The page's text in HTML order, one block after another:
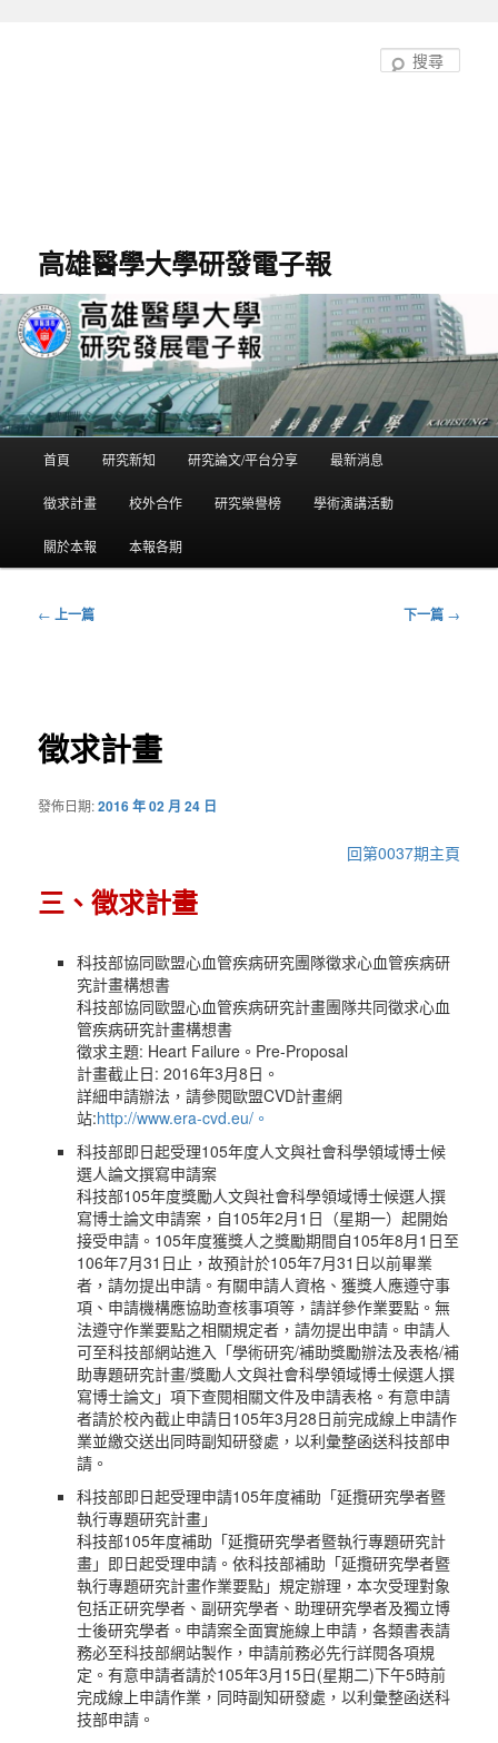
高雄醫學大學研發電子報
單
首頁 研究新知 研究論文/平台分享 最新消息
徵求計畫 校外合作 研究榮譽榜 學術演講活動
關於本報 本報各期
覽
← 上一篇 下一篇 →
徵求計畫
發佈日期:2016 年 02 月 24 日
回第0037期主頁
三、徵求計畫
科技部協同歐盟心血管疾病研究團隊徵求心血管疾病研
究計畫構想書
科技部協同歐盟心血管疾病研究計畫團隊共同徵求心血
管疾病研究計畫構想書
徵求主題: Heart Failure。Pre-Proposal
計畫截止日: 2016年3月8日。
詳細申請辦法，請參閱歐盟CVD計畫網
站:http://www.era-cvd.eu/。
科技部即日起受理105年度人文與社會科學領域博士候
選人論文撰寫申請案
科技部105年度獎勵人文與社會科學領域博士候選人撰
寫博士論文申請案，自105年2月1日（星期一）起開始
接受申請。105年度獲獎人之獎勵期間自105年8月1日至
106年7月31日止，故預計於105年7月31日以前畢業
者，請勿提出申請。有關申請人資格、獲獎人應遵守事
項、申請機構應協助查核事項等，請詳參作業要點。無
法遵守作業要點之相關規定者，請勿提出申請。申請人
可至科技部網站進入「學術研究/補助獎勵辦法及表格/補
助專題研究計畫/獎勵人文與社會科學領域博士候選人撰
寫博士論文」項下查閱相關文件及申請表格。有意申請
者請於校內截止申請日105年3月28日前完成線上申請作
業並繳交送出同時副知研發處，以利彙整函送科技部申
請。
科技部即日起受理申請105年度補助「延攬研究學者暨
執行專題研究計畫」
科技部105年度補助「延攬研究學者暨執行專題研究計
畫」即日起受理申請。依科技部補助「延攬研究學者暨
執行專題研究計畫作業要點」規定辦理，本次受理對象
包括正研究學者、副研究學者、助理研究學者及獨立博
士後研究學者。申請案全面實施線上申請，各類書表請
務必至科技部網站製作，申請前務必先行詳閱各項規
定。有意申請者請於105年3月15日(星期二)下午5時前
完成線上申請作業，同時副知研發處，以利彙整函送科
技部申請。